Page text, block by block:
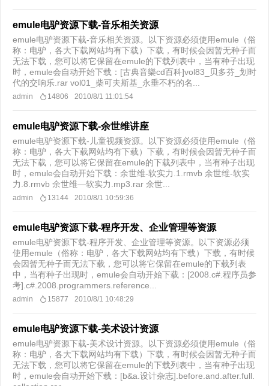
emule电驴资源下载-音乐相关资源
emule电驴资源下载-音乐相关资源。以下资源必须使用emule（俗
称：电驴，各大下载网站均有下载）下载，有时候会因暂无种子而
无法下载，您可以将它保留在emule的下载列表中，当有种子出现
时，emule会自动开始下载：[古典音樂cd百科]vol83_贝多芬_划时
代的交响乐.rar vol01_柴可夫斯基_永垂不朽的名...
admin 14806 2010/8/1 11:01:54
emule电驴资源下载-余世维讲座
emule电驴资源下载-儿童视频资源。以下资源必须使用emule（俗
称：电驴，各大下载网站均有下载）下载，有时候会因暂无种子而
无法下载，您可以将它保留在emule的下载列表中，当有种子出现
时，emule会自动开始下载：余世维-软实力.1.rmvb 余世维-软实
力.8.rmvb 余世维—软实力.mp3.rar 余世...
admin 13144 2010/8/1 10:59:36
emule电驴资源下载-程序开发、企业管理等资源
emule电驴资源下载-程序开发、企业管理等资源。以下资源必须
使用emule（俗称：电驴，各大下载网站均有下载）下载，有时候
会因暂无种子而无法下载，您可以将它保留在emule的下载列表
中，当有种子出现时，emule会自动开始下载：[2008.c#.程序员参
考].c#.2008.programmers.reference...
admin 15877 2010/8/1 10:48:29
emule电驴资源下载-美术设计资源
emule电驴资源下载-美术设计资源。以下资源必须使用emule（俗
称：电驴，各大下载网站均有下载）下载，有时候会因暂无种子而
无法下载，您可以将它保留在emule的下载列表中，当有种子出现
时，emule会自动开始下载：[b&a.设计杂志].before.and.after.full.